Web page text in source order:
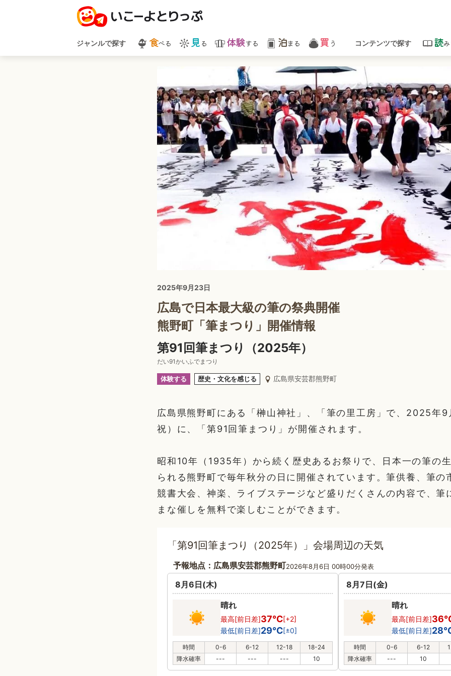
ジャンルで探す 食べる 見 る 体験する 泊まる 買 う コンテンツで探す 読
2025年9月23日
広島で日本最大級の筆の祭典開催
熊野町「筆まつり」開催情報
第91回筆まつり（2025年）
だい91かいふでまつり
体験する 歴史・文化を感じる 広島県安芸郡熊野町
広島県熊野町にある「榊山神社」、「筆の里工房」で、2025年
祝）に、「第91回筆まつり」が開催されます。
昭和10年（1935年）から続く歴史あるお祭りで、日本一の筆の
られる熊野町で毎年秋分の日に開催されています。筆供養、筆の
競書大会、神楽、ライブステージなど盛りだくさんの内容で、筆
まな催しを無料で楽しむことができます。
「第91回筆まつり（2025年）」会場周辺の天気
予報地点：広島県安芸郡熊野町2026年8月6日 00時00分発表
8月6日(木)
晴れ
最高[前日差]37℃[+2]
最低[前日差]29℃[±0]
時間 0-6 6-12 12-18
18-24
降水確率
--- --- --- 10
8月7日(金)
晴れ
最高[前日差]
最低[前日差]
時間 0-6 6-12
降水確率
--- 10